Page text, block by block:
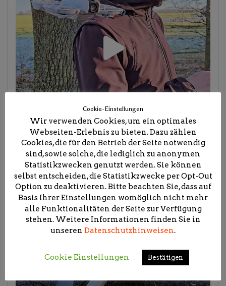
Cookie-Einstellungen
Wir verwenden Cookies, um ein optimales
Webseiten-Erlebnis zu bieten. Dazu zählen
Cookies, die für den Betrieb der Seite notwendig
sind, sowie solche, die lediglich zu anonymen
Statistikzwecken genutzt werden. Sie können
selbst entscheiden, die Statistikzwecke per Opt-Out
Option zu deaktivieren. Bitte beachten Sie, dass auf
Basis Ihrer Einstellungen womöglich nicht mehr
alle Funktionalitäten der Seite zur Verfügung
stehen. Weitere Informationen finden Sie in
unseren Datenschutzhinweisen.
Cookie Einstellungen Bestätigen